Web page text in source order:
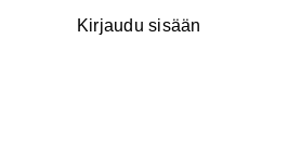
Kirjaudu sisään